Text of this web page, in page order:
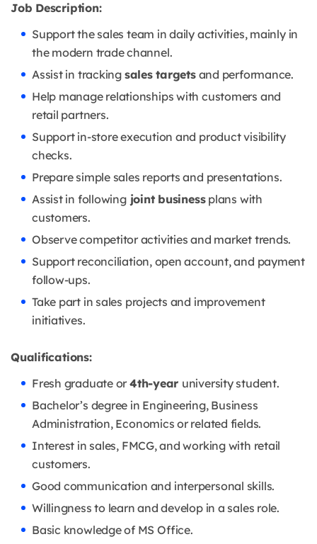
Job Description:
Support the sales team in daily activities, mainly in
the modern trade channel.
Assist in tracking sales targetsand performance.
Help manage relationships with customers and
retail partners.
Support in-store execution and product visibility
checks.
Prepare simple sales reports and presentations.
Assist in followingjoint businessplans with
customers.
Observe competitor activities and market trends.
Support reconciliation, open account, and payment
follow-ups.
Take part in sales projects and improvement
initiatives.
Qualifications:
Fresh graduate or 4th-year university student.
Bachelor’s degree in Engineering, Business
Administration, Economics or related fields.
Interest in sales, FMCG, and working with retail
customers.
Good communication and interpersonal skills.
Willingness to learn and develop in a sales role.
Basic knowledge of MS Office.